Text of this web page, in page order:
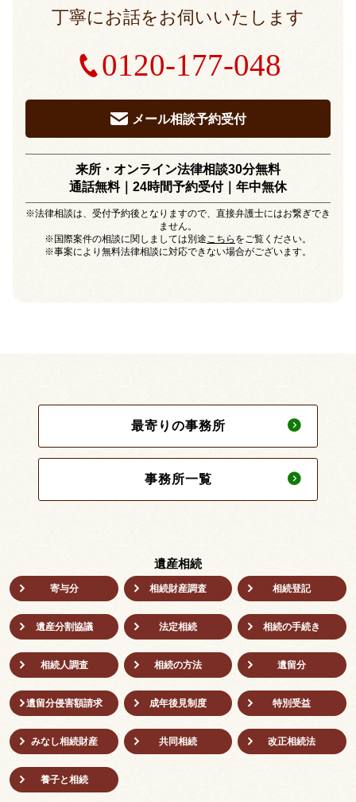
丁寧にお話をお伺いいたします
0120-177-048
メール相談予約受付
来所・オンライン法律相談30分無料
通話無料｜24時間予約受付｜年中無休
※法律相談は、受付予約後となりますので、直接弁護士にはお繋ぎでき
ません。
※国際案件の相談に関しましては別途こちら をご覧ください。
※事案により無料法律相談に対応できない場合がございます。
最寄りの事務所
事務所一覧
遺産相続
寄与分 相続財産調査 相続登記
遺産分割協議 法定相続 相続の⼿続き
相続人調査 相続の方法 遺留分
遺留分侵害額請求 成年後⾒制度 特別受益
みなし相続財産 共同相続 改正相続法
養子と相続